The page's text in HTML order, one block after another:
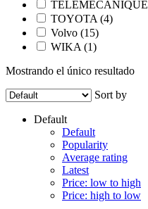
TELEMECANIQUE
TOYOTA (4)
Volvo (15)
WIKA (1)
Mostrando el único resultado
Sort by
Default
Default
Popularity
Average rating
Latest
Price: low to high
Price: high to low